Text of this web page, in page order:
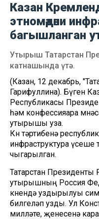
Казан
этномәдәни
багышланган
Утырыш Татарстан
катнашында үтә.
(Казан, 12 декабрь,
Гарифуллина). Бүген
Республикасы
һәм конфессияара
утырышы уза.
Көн тәртибенә
инфраструктура
чыгарылган.
Татарстан Президенты
утырышның Россия
көнендә уздырылуы
билгеләп узды. Ул
милләте, җенесенә